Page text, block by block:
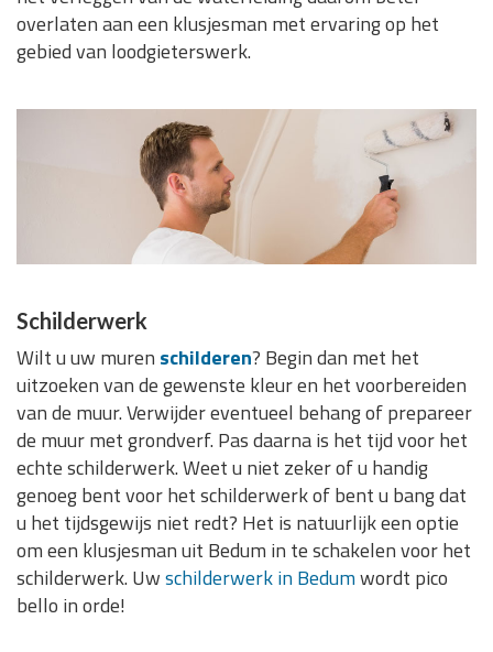
overlaten aan een klusjesman met ervaring op het
gebied van loodgieterswerk.
Schilderwerk
Wilt u uw muren schilderen? Begin dan met het
uitzoeken van de gewenste kleur en het voorbereiden
van de muur. Verwijder eventueel behang of prepareer
de muur met grondverf. Pas daarna is het tijd voor het
echte schilderwerk. Weet u niet zeker of u handig
genoeg bent voor het schilderwerk of bent u bang dat
u het tijdsgewijs niet redt? Het is natuurlijk een optie
om een klusjesman uit Bedum in te schakelen voor het
schilderwerk. Uwschilderwerk in Bedumwordt pico
bello in orde!